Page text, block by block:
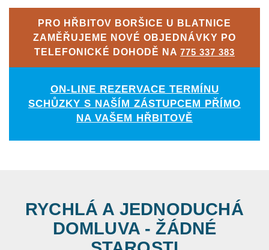
PRO HŘBITOV BORŠICE U BLATNICE
ZAMĚŘUJEME NOVÉ OBJEDNÁVKY PO
TELEFONICKÉ DOHODĚ NA 775 337 383
ON-LINE REZERVACE TERMÍNU
SCHŮZKY S NAŠÍM ZÁSTUPCEM PŘÍMO
NA VAŠEM HŘBITOVĚ
RYCHLÁ A JEDNODUCHÁ
DOMLUVA - ŽÁDNÉ